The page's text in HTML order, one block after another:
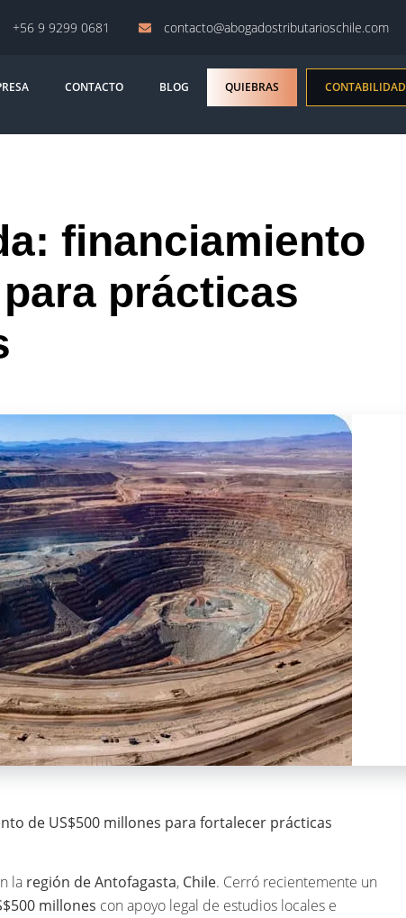
+56 9 9299 0681 contacto@abogadostributarioschile.com
CONTACTO BLOG QUIEBRAS CONTABILIDAD
financiamiento
prácticas
de US$500 millones para fortalecer prácticas
la región de Antofagasta, Chile. Cerró recientemente un
millones con apoyo legal de estudios locales e